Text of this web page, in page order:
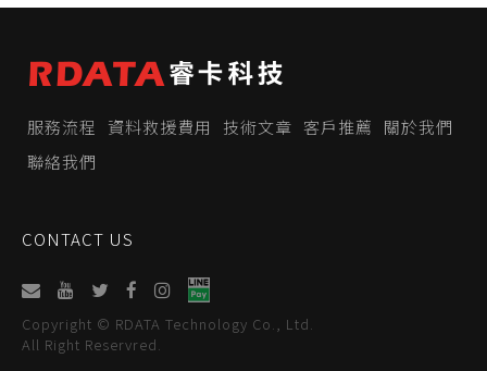
服務流程 資料救援費用 技術文章 客戶推薦
關於我們
聯絡我們
CONTACT US
Copyright © RDATA Technology Co., Ltd.
All Right Reservred.